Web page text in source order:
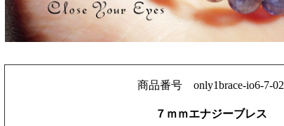
商品番号 only1brace-io6-7-02
７ｍｍエナジーブレス